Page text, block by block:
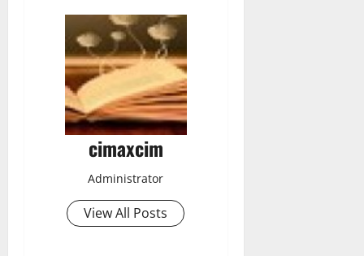
cimaxcim
Administrator
View All Posts